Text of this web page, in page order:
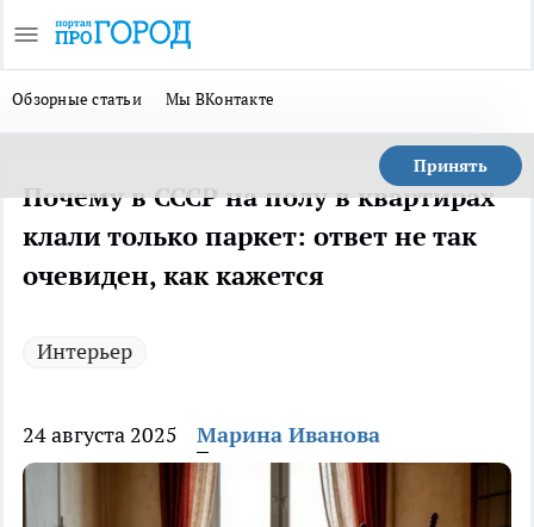
Обзорные статьи Мы ВКонтакте
Принять
Почему в СССР на полу в квартирах
клали только паркет: ответ не так
очевиден, как кажется
Интерьер
24 августа 2025 Марина Иванова